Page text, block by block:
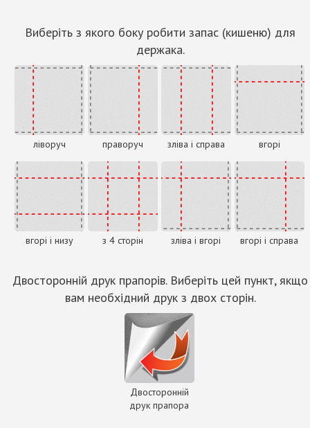
Виберіть з якого боку робити запас (кишеню) для
держака.
ліворуч праворуч зліва і справа вгорі
вгорі і низу з 4 сторін зліва і вгорі вгорі і справа
Двосторонній друк прапорів. Виберіть цей пункт, якщо
вам необхідний друк з двох сторін.
Двосторонній
друк прапора